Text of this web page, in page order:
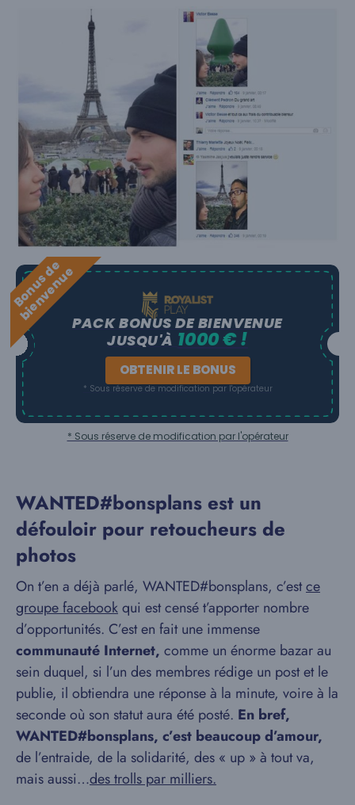
B
o
n
u
s
d
e
b
i
e
n
v
e
n
u
ePACK BONUS DE BIENVENUE
JUSQU'À 1000 € !
OBTENIR LE BONUS
* Sous réserve de modification par l'opérateur
* Sous réserve de modification par l'opérateur
WANTED#bonsplans est un
défouloir pour retoucheurs de
photos
On t’en a déjà parlé, WANTED#bonsplans, c’estce
groupe facebookqui est censé t’apporter nombre
d’opportunités. C’est en fait une immense
communauté Internet, comme un énorme bazar au
sein duquel, si l’un des membres rédige un post et le
publie, il obtiendra une réponse à la minute, voire à la
seconde où son statut aura été posté. En bref,
WANTED#bonsplans, c’est beaucoup d’amour,
de l’entraide, de la solidarité, des « up » à tout va,
mais aussi…des trolls par milliers.